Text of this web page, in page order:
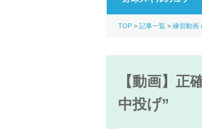
TOP 記事一覧 練習動画
【動画】
中投げ”